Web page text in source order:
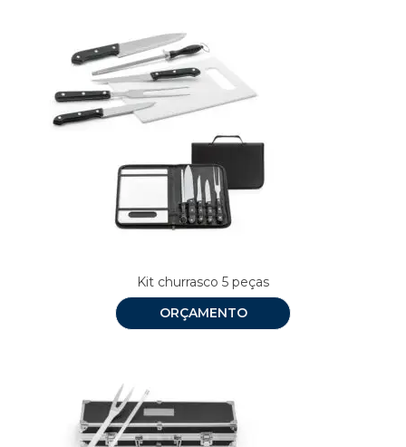
Kit churrasco 5 peças
ORÇAMENTO